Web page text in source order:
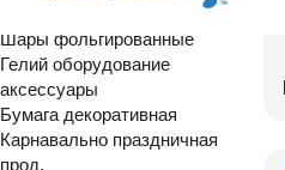
Шары фольгированные
Гелий оборудование
аксессуары
Бумага декоративная
Карнавально праздничная
прод.